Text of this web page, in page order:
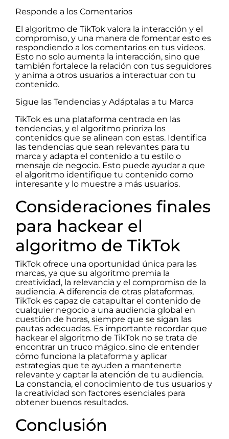
Responde a los Comentarios
El algoritmo de TikTok valora la interacción y el
compromiso, y una manera de fomentar esto es
respondiendo a los comentarios en tus videos.
Esto no solo aumenta la interacción, sino que
también fortalece la relación con tus seguidores
y anima a otros usuarios a interactuar con tu
contenido.
Sigue las Tendencias y Adáptalas a tu Marca
TikTok es una plataforma centrada en las
tendencias, y el algoritmo prioriza los
contenidos que se alinean con estas. Identifica
las tendencias que sean relevantes para tu
marca y adapta el contenido a tu estilo o
mensaje de negocio. Esto puede ayudar a que
el algoritmo identifique tu contenido como
interesante y lo muestre a más usuarios.
Consideraciones finales
para hackear el
algoritmo de TikTok
TikTok ofrece una oportunidad única para las
marcas, ya que su algoritmo premia la
creatividad, la relevancia y el compromiso de la
audiencia. A diferencia de otras plataformas,
TikTok es capaz de catapultar el contenido de
cualquier negocio a una audiencia global en
cuestión de horas, siempre que se sigan las
pautas adecuadas. Es importante recordar que
hackear el algoritmo de TikTok no se trata de
encontrar un truco mágico, sino de entender
cómo funciona la plataforma y aplicar
estrategias que te ayuden a mantenerte
relevante y captar la atención de tu audiencia.
La constancia, el conocimiento de tus usuarios y
la creatividad son factores esenciales para
obtener buenos resultados.
Conclusión